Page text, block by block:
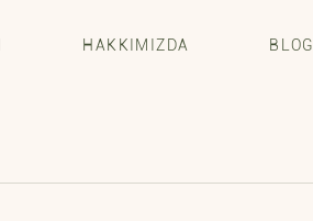
HAKKIMIZDA BLOG